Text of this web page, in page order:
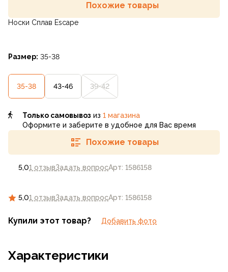
5,01 отзывЗадать вопросАрт: 1586158
Похожие товары
Носки Сплав Escape
Размер: 35-38
35-38 43-46 39-42
5,01 отзывЗадать вопросАрт: 1586158
Только самовывоз из 1 магазина
Оформите и заберите в удобное для Вас время
Похожие товары
Купили этот товар? Добавить фото
Характеристики